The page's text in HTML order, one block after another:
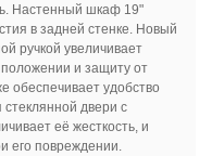
Настенный шкаф 19"
в задней стенке. Новый
ручкой увеличивает
и защиту от
обеспечивает удобство
двери с
её жесткость, и
его повреждении.